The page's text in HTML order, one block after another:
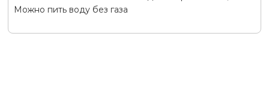
Можно пить воду без газа